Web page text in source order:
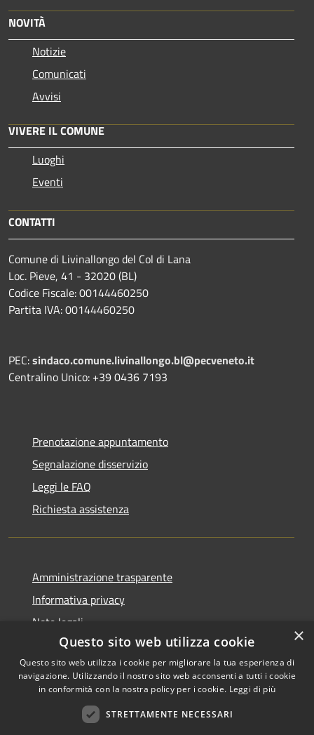
NOVITÀ
Notizie
Comunicati
Avvisi
VIVERE IL COMUNE
Luoghi
Eventi
CONTATTI
Comune di Livinallongo del Col di Lana
Loc. Pieve, 41 - 32020 (BL)
Codice Fiscale: 00144460250
Partita IVA: 00144460250
PEC:sindaco.comune.livinallongo.bl@pecveneto.it
Centralino Unico: +39 0436 7193
Prenotazione appuntamento
Segnalazione disservizio
Leggi le FAQ
Richiesta assistenza
Amministrazione trasparente
Informativa privacy
Note legali
Dichiarazione di accessibilità
Copyright © 2026 • Comune di
×
Questo sito web utilizza cookie
Questo sito web utilizza i cookie per migliorare la tua esperienza di
navigazione. Utilizzando il nostro sito web acconsenti a tutti i cookie
in conformità con la nostra policy per i cookie. Leggi di più
STRETTAMENTE NECESSARI